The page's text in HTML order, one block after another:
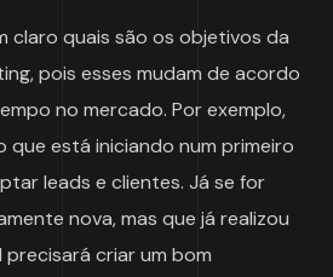
claro quais são os objetivos da
pois esses mudam de acordo
no mercado. Por exemplo,
que está iniciando num primeiro
leads e clientes. Já se for
nova, mas que já realizou
criar um bom